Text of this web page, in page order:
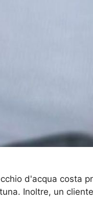
d'acqua costa
Inoltre, un